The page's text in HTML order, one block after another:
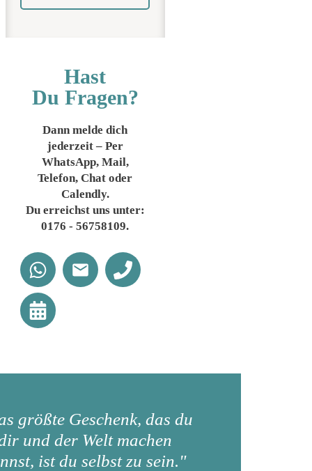
Hast
Du Fragen?
Dann melde dich
jederzeit – Per
WhatsApp, Mail,
Telefon, Chat oder
Calendly.
Du erreichst uns unter:
0176 - 56758109.
größte Geschenk, das du
und der Welt machen
ist du selbst zu sein."